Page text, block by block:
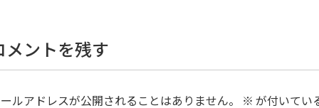
メントを残す
ルアドレスが公開されることはありません。 ※ が付いてい